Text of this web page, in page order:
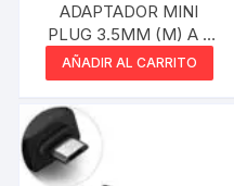
ADAPTADOR MINI
PLUG 3.5MM (M) A 2
MINI PLUG (H)
AÑADIR AL CARRITO